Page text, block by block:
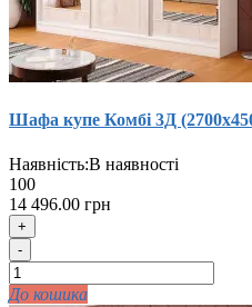
Шафа купе Комбi 3Д
Наявність:В наявності
100
14 496.00 грн
+
-
До кошика